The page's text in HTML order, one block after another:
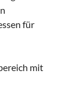
für
mit